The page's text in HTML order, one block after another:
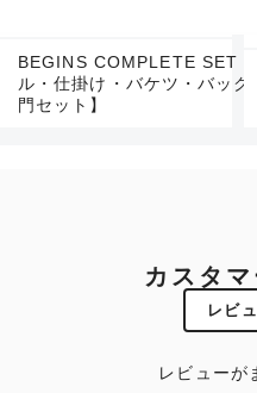
BEGINS COMPLETE SET
ル・仕掛け・バケツ・バッ
門セット】
カスタ
レビ
レビューが